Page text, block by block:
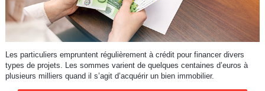
Les particuliers empruntent régulièrement à crédit pour financer divers
types de projets. Les sommes varient de quelques centaines d’euros à
plusieurs milliers quand il s’agit d’acquérir un bien immobilier.